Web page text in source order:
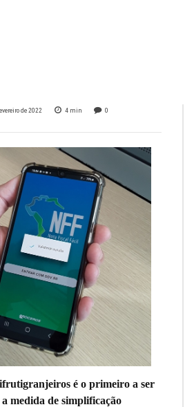
de 2022 4 min 0
é o primeiro a ser
medida de simplificação